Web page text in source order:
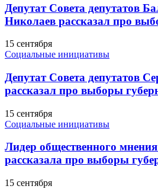
Депутат Совета депутатов
Николаев рассказал про
15 сентября
Социальные инициативы
Депутат Совета депутатов
рассказал про выборы
15 сентября
Социальные инициативы
Лидер общественного
рассказала про выборы
15 сентября